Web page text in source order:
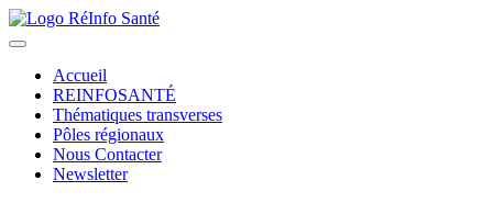
Accueil
REINFOSANTÉ
Thématiques transverses
Pôles régionaux
Nous Contacter
Newsletter